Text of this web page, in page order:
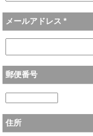
メールアドレス *
郵便番号
住所